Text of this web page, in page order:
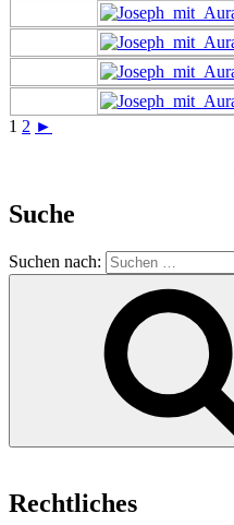
1 2 ►
Suche
Suchen nach:
Rechtliches